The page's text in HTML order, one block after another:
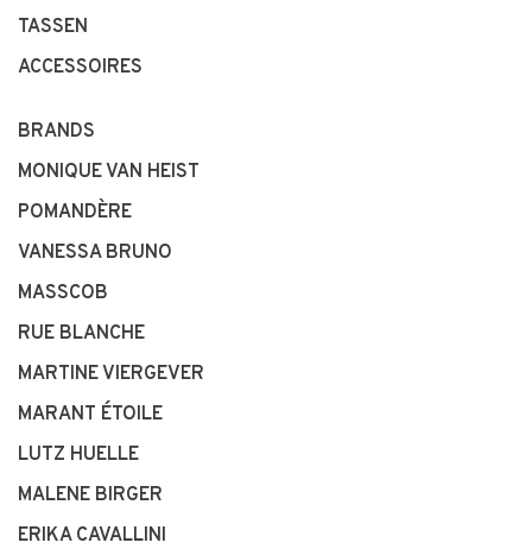
TASSEN
ACCESSOIRES
BRANDS
MONIQUE VAN HEIST
POMANDÈRE
VANESSA BRUNO
MASSCOB
RUE BLANCHE
MARTINE VIERGEVER
MARANT ÉTOILE
LUTZ HUELLE
MALENE BIRGER
ERIKA CAVALLINI